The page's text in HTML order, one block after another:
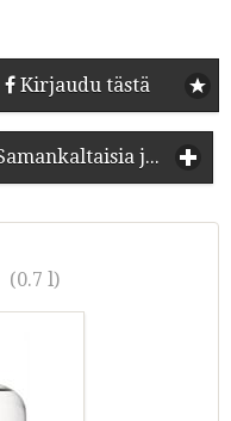
Kirjaudu tästä
Samankaltaisia juomia
(0.7 l)